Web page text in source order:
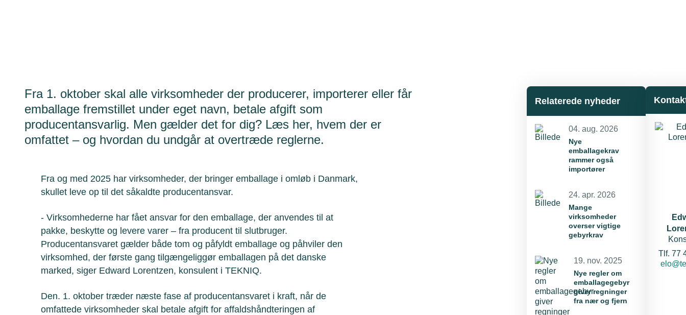
Fra 1. oktober skal alle virksomheder der producerer, importerer eller får
emballage fremstillet under eget navn, betale afgift som
producentansvarlig. Men gælder det for dig? Læs her, hvem der er
omfattet – og hvordan du undgår at overtræde reglerne.
Fra og med 2025 har virksomheder, der bringer emballage i omløb i Danmark,
skullet leve op til det såkaldte producentansvar.
- Virksomhederne har fået ansvar for den emballage, der anvendes til at
pakke, beskytte og levere varer – fra producent til slutbruger.
Producentansvaret gælder både tom og påfyldt emballage og påhviler den
virksomhed, der første gang tilgængeliggør emballagen på det danske
marked, siger Edward Lorentzen, konsulent i TEKNIQ.
Den. 1. oktober træder næste fase af producentansvaret i kraft, når de
omfattede virksomheder skal betale afgift for affaldshåndteringen af
Relaterede nyheder
04. aug. 2026
Nye
emballagekrav
rammer også
importører
24. apr. 2026
Mange
virksomheder
overser vigtige
gebyrkrav
19. nov. 2025
Nye regler om
emballagegebyr
giver regninger
fra nær og fjern
Tlf. 77
E-mail: